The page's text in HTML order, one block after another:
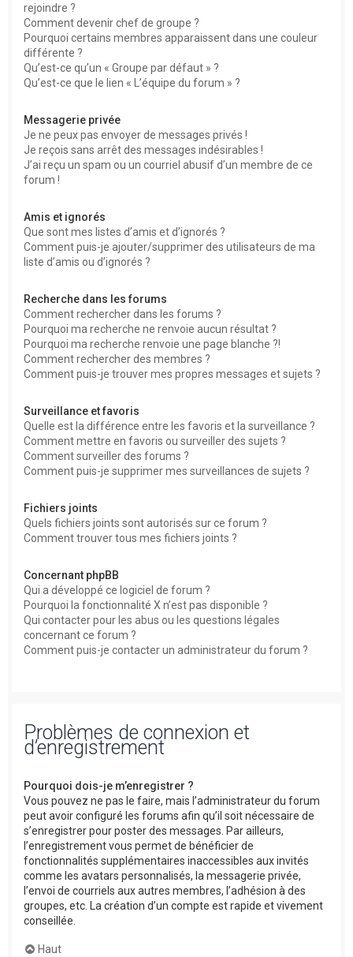
rejoindre ?
Comment devenir chef de groupe ?
Pourquoi certains membres apparaissent dans une couleur
différente ?
Qu’est-ce qu’un « Groupe par défaut » ?
Qu’est-ce que le lien « L’équipe du forum » ?
Messagerie privée
Je ne peux pas envoyer de messages privés !
Je reçois sans arrêt des messages indésirables !
J’ai reçu un spam ou un courriel abusif d’un membre de ce
forum !
Amis et ignorés
Que sont mes listes d’amis et d’ignorés ?
Comment puis-je ajouter/supprimer des utilisateurs de ma
liste d’amis ou d’ignorés ?
Recherche dans les forums
Comment rechercher dans les forums ?
Pourquoi ma recherche ne renvoie aucun résultat ?
Pourquoi ma recherche renvoie une page blanche ?!
Comment rechercher des membres ?
Comment puis-je trouver mes propres messages et sujets ?
Surveillance et favoris
Quelle est la différence entre les favoris et la surveillance ?
Comment mettre en favoris ou surveiller des sujets ?
Comment surveiller des forums ?
Comment puis-je supprimer mes surveillances de sujets ?
Fichiers joints
Quels fichiers joints sont autorisés sur ce forum ?
Comment trouver tous mes fichiers joints ?
Concernant phpBB
Qui a développé ce logiciel de forum ?
Pourquoi la fonctionnalité X n’est pas disponible ?
Qui contacter pour les abus ou les questions légales
concernant ce forum ?
Comment puis-je contacter un administrateur du forum ?
Problèmes de connexion et
d’enregistrement
Pourquoi dois-je m’enregistrer ?
Vous pouvez ne pas le faire, mais l’administrateur du forum
peut avoir configuré les forums afin qu’il soit nécessaire de
s’enregistrer pour poster des messages. Par ailleurs,
l’enregistrement vous permet de bénéficier de
fonctionnalités supplémentaires inaccessibles aux invités
comme les avatars personnalisés, la messagerie privée,
l’envoi de courriels aux autres membres, l’adhésion à des
groupes, etc. La création d’un compte est rapide et vivement
conseillée.
Haut